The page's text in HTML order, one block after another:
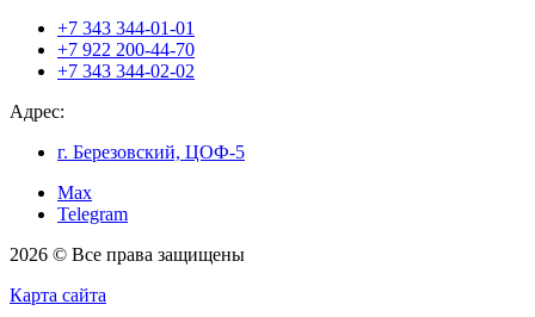
+7 343 344-01-01
+7 922 200-44-70
+7 343 344-02-02
Адрес:
г. Березовский, ЦОФ-5
Max
Telegram
2026 © Все права защищены
Карта сайта